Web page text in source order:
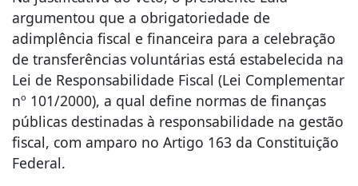
argumentou que a obrigatoriedade de
adimplência fiscal e financeira para a celebração
de transferências voluntárias está estabelecida na
Lei de Responsabilidade Fiscal (Lei Complementar
nº 101/2000), a qual define normas de finanças
públicas destinadas à responsabilidade na gestão
fiscal, com amparo no Artigo 163 da Constituição
Federal.